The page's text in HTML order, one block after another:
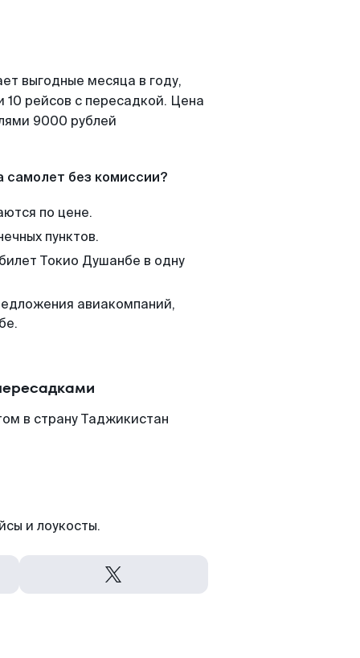
выгодные месяца в году,
рейсов с пересадкой. Цена
9000 рублей
самолет без комиссии?
по цене.
пунктов.
Токио Душанбе в одну
авиакомпаний,
в страну Таджикистан
и лоукосты.